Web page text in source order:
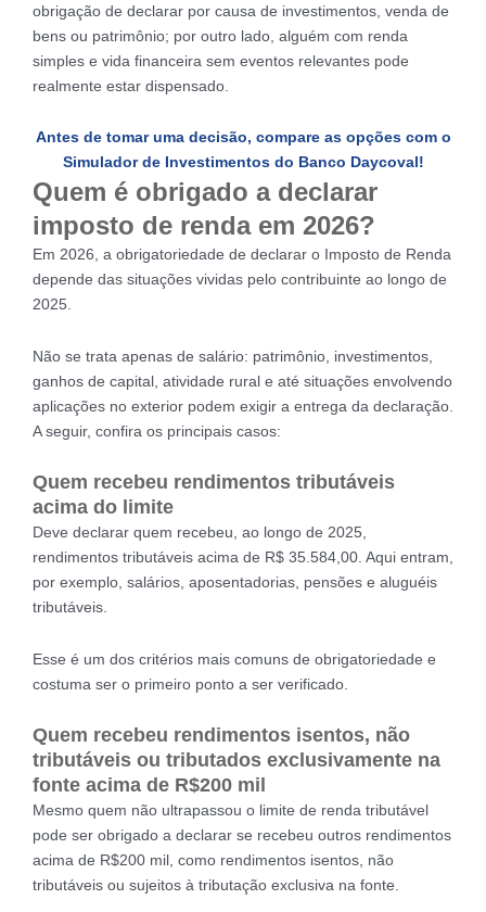
obrigação de declarar por causa de investimentos, venda de
bens ou patrimônio; por outro lado, alguém com renda
simples e vida financeira sem eventos relevantes pode
realmente estar dispensado.
Antes de tomar uma decisão, compare as opções com o
Simulador de Investimentos do Banco Daycoval!
Quem é obrigado a declarar
imposto de renda em 2026?
Em 2026, a obrigatoriedade de declarar o Imposto de Renda
depende das situações vividas pelo contribuinte ao longo de
2025.
Não se trata apenas de salário: patrimônio, investimentos,
ganhos de capital, atividade rural e até situações envolvendo
aplicações no exterior podem exigir a entrega da declaração.
A seguir, confira os principais casos:
Quem recebeu rendimentos tributáveis
acima do limite
Deve declarar quem recebeu, ao longo de 2025,
rendimentos tributáveis acima de R$ 35.584,00. Aqui entram,
por exemplo, salários, aposentadorias, pensões e aluguéis
tributáveis.
Esse é um dos critérios mais comuns de obrigatoriedade e
costuma ser o primeiro ponto a ser verificado.
Quem recebeu rendimentos isentos, não
tributáveis ou tributados exclusivamente na
fonte acima de R$200 mil
Mesmo quem não ultrapassou o limite de renda tributável
pode ser obrigado a declarar se recebeu outros rendimentos
acima de R$200 mil, como rendimentos isentos, não
tributáveis ou sujeitos à tributação exclusiva na fonte.